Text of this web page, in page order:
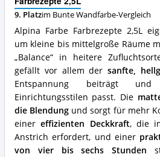
9. Platzim Bunte Wandfarbe-Vergleich
Alpina Farbe Farbrezepte 2,5L
um kleine bis mittelgroße Räume
„Balance“ in heitere
gefällt vor allem dersanfte,
Entspannung beiträgt und
Einrichtungsstilen passt. Die
die Blendung und sorgt für mehr
einereffizienten Deckkraft, die
Anstrich erfordert, und einer
von vier bis sechs Stunden
Was
spricht
für
diese
Bunte
Wandfarbe?